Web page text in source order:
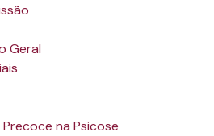
Geral
na Psicose